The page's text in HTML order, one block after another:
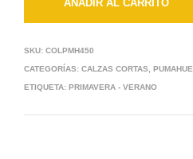
AÑADIR AL CARRITO
SKU: COLPMH450
CATEGORÍAS: CALZAS CORTAS PUMAHUE
ETIQUETA: PRIMAVERA - VERANO